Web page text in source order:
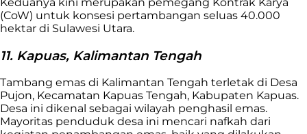
(CoW) untuk konsesi pertambangan seluas 40.000
hektar di Sulawesi Utara.
11. Kapuas, Kalimantan Tengah
Tambang emas di Kalimantan Tengah terletak di Desa
Pujon, Kecamatan Kapuas Tengah, Kabupaten Kapuas.
Desa ini dikenal sebagai wilayah penghasil emas.
Mayoritas penduduk desa ini mencari nafkah dari